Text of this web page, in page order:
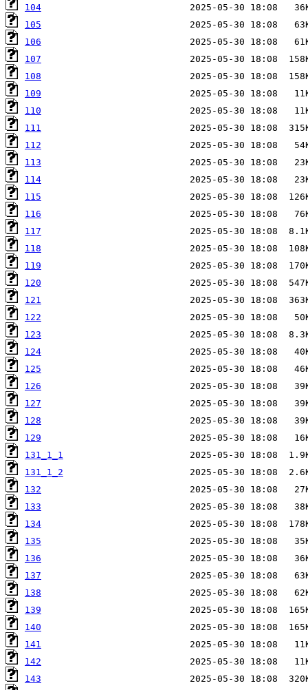
104
105
106
107
108
109
110
111
112
113
114
115
116
117
118
119
120
121
122
123
124
125
126
127
128
129
131_1_1
131_1_2
132
133
134
135
136
137
138
139
140
141
142
143